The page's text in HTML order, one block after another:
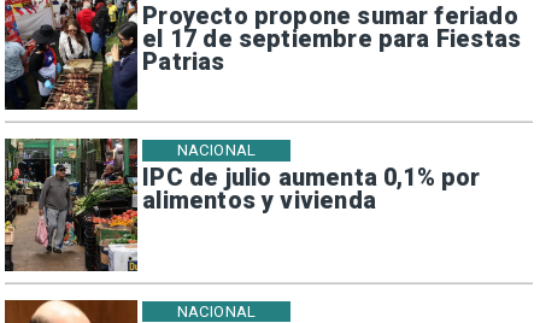
Proyecto propone sumar feriado
el 17 de septiembre para Fiestas
Patrias
IPC de julio aumenta 0,1% por
alimentos y vivienda
NACIONAL
NACIONAL